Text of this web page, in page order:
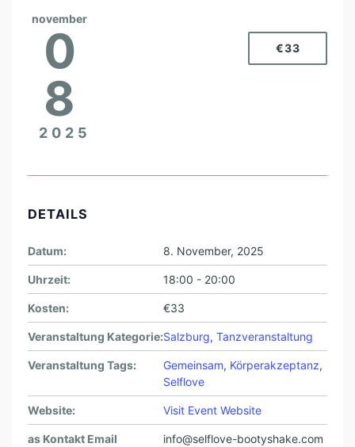
november
0
8
2025
€33
DETAILS
Datum: 8. November, 2025
Uhrzeit: 18:00 - 20:00
Kosten: €33
Veranstaltung Kategorie:Salzburg, Tanzveranstaltung
Veranstaltung Tags: Gemeinsam, Körperakzeptanz,
Selflove
Website: Visit Event Website
as Kontakt Email info@selflove-bootyshake.com